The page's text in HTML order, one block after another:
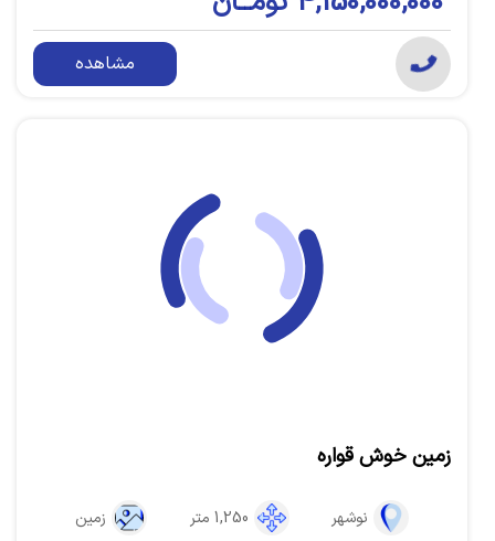
مشاهده
زمین خوش قواره
نوشهر 1,250 متر زمین